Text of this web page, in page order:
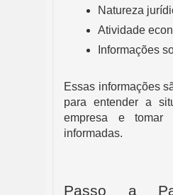
Natureza
Atividade
Informações
Essas informações
para entender a
empresa e tomar
informadas.
Passo a